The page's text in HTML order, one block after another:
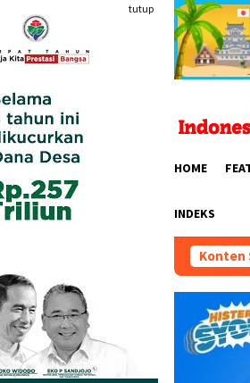
konten
tutup
HOME
INDEKS
Konten
Komisi X DPR RI Dr. Hj. Karmila